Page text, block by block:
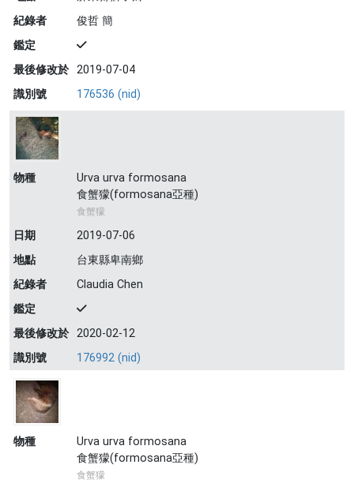
紀錄者
俊哲 簡
鑑定
最後修改於 2019-07-04
識別號
176536 (nid)
物種
Urva urva formosana
食蟹獴(formosana亞種)
食蟹獴
日期
2019-07-06
地點
台東縣卑南鄉
紀錄者
Claudia Chen
鑑定
最後修改於 2020-02-12
識別號
176992 (nid)
物種
Urva urva formosana
食蟹獴(formosana亞種)
食蟹獴